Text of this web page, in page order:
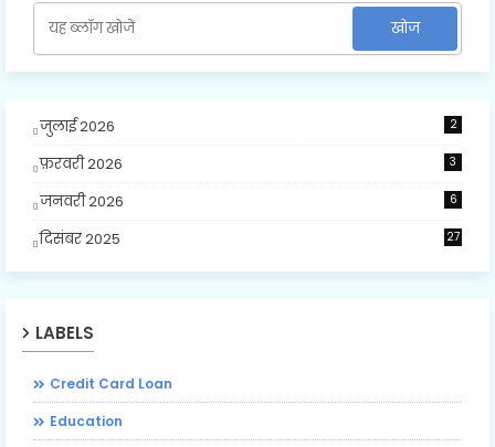
जुलाई 2026 2
फ़रवरी 2026 3
जनवरी 2026 6
दिसंबर 2025 27
LABELS
Credit Card Loan
Education